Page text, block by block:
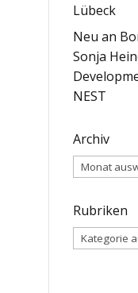
Lübeck
Neu an
Sonja
NEST
Archiv
Archiv
Rubriken
Rubriken